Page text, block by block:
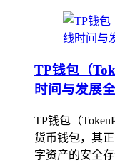
TP钱包（
时间与发展
TP钱包（
货币钱包，其
字资产的安全